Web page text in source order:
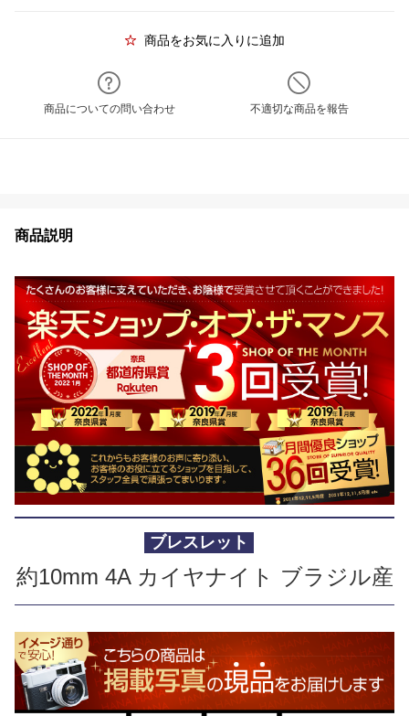
商品をお気に入りに追加
商品についての問い合わせ 不適切な商品を報告
商品説明
ブレスレット
約10mm 4A カイヤナイト ブラジル産